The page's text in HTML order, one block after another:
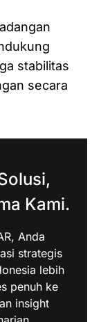
stabilitas
secara
Kami.
Anda
strategis
lebih
penuh ke
insight